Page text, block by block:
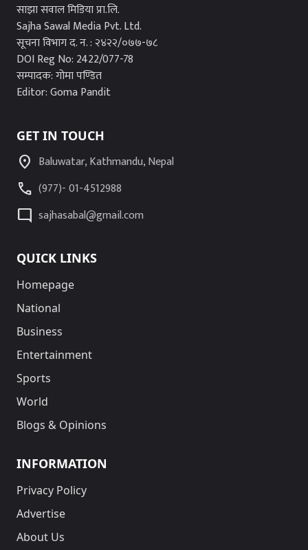
साझा सवाल मिडिया प्रा.लि.
Sajha Sawal Media Pvt. Ltd.
सूचना विभाग द. न. : २४२२/०७७-७८
DOI Reg No: 2422/077-78
सम्पादक: गोमा पण्डित
Editor: Goma Pandit
GET IN TOUCH
location_on Baluwatar, Kathmandu, Nepal
call (977)- 01-4512988
mode_comment sajhasabal@gmail.com
QUICK LINKS
Homepage
National
Business
Entertainment
Sports
World
Blogs & Opinions
INFORMATION
Privacy Policy
Advertise
About Us